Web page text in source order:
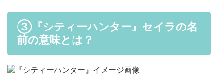
③『シティーハンター』セイラの名
前の意味とは？